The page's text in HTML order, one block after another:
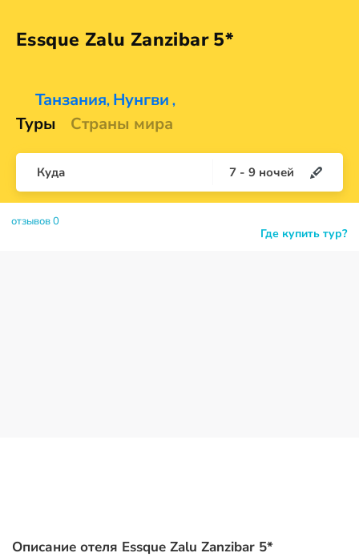
Essque Zalu Zanzibar 5*
Танзания, Нунгви ,
Туры Страны мира
Куда 7 - 9 ночей
Где купить тур?
отзывов 0
Описание отеля Essque Zalu Zanzibar 5*